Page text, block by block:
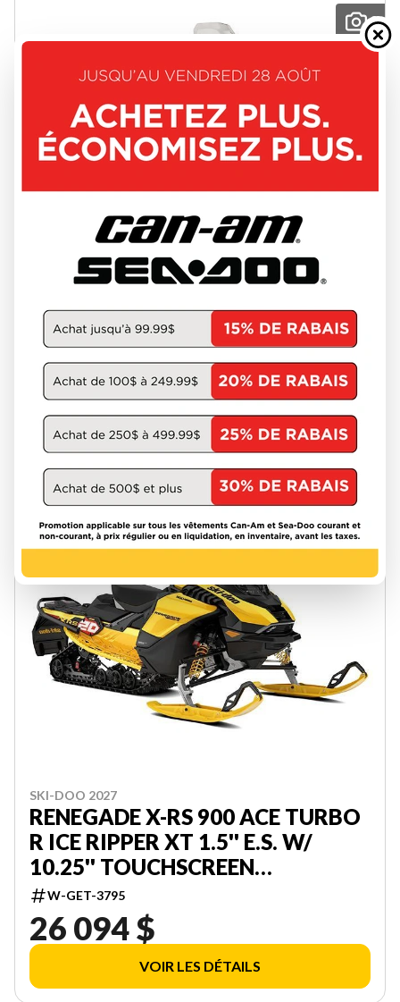
2
EXPEDITION SE 900 ACE
CROSSCUT 1.5'' E.S. 000AEVA00
20 044 $
VOIR LES DÉTAILS
SKI-DOO 2027
RENEGADE X-RS 900 ACE TURBO
R ICE RIPPER XT 1.5'' E.S. W/
10.25'' TOUCHSCREEN
000DAVP00
W-GET-3795
26 094 $
VOIR LES DÉTAILS